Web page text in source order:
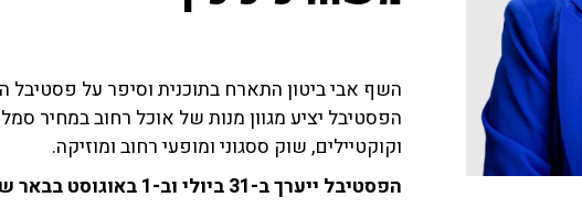
השף אבי ביטון התארח בתוכנית וסיפר על פסטיבל
וקוקטיילים, שוק ססגוני ומופעי רחוב ומוזיקה.
הפסטיבל ייערך ב-31 ביולי וב-1 באוגוסט בבאר שבע.